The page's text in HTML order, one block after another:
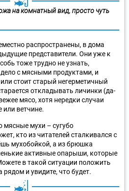
на комнатный вид, просто чуть
распространены, в дома
представители. Они уже к
тоже трудно не узнать,
с мясными продуктами, и
стоит старый негерметичный
откладывать личинки (да-
мясо, хотя нередки случаи
или ветчине.
мясные мухи – сугубо
кто из читателей сталкивался с
мухобойкой, а из брюшка
активные опарыши, которые
в такой ситуации положить
и увидите, что будет.